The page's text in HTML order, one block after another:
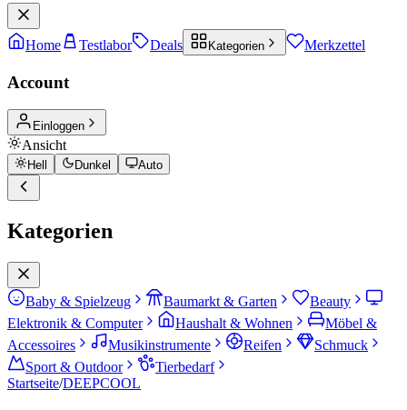
Home Testlabor Deals Kategorien Merkzettel
Account
Einloggen
Ansicht
Hell Dunkel Auto
Kategorien
Baby & Spielzeug Baumarkt & Garten
Beauty
Elektronik & Computer
Haushalt & Wohnen
Möbel &
Accessoires
Musikinstrumente Reifen
Schmuck
Sport & Outdoor
Tierbedarf
Startseite/DEEPCOOL